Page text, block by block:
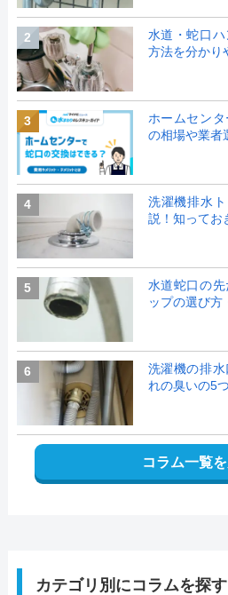
2
水道・蛇口
方法を分かり
3
ホームセン
の相場や業者
4
洗濯機排水
説！知ってお
5
水道蛇口の
ップの選び方
6
洗濯機の排
れの臭いの5
コラム一覧
カテゴリ別にコラムを探す